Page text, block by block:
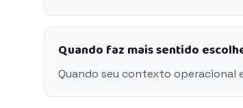
Quando faz mais sentido
Quando seu contexto operacional